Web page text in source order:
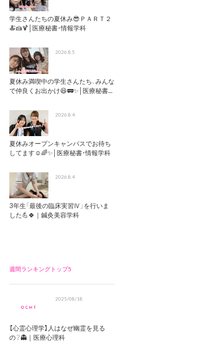
学生さんたちの夏休み😎ＰＡＲＴ２
🍝🍰🍹│医療秘書・情報学科
2026.8.5
夏休み満喫中の学生さんたち、みんな
で仲良くお出かけ😆🚃✨│医療秘書...
2026.8.4
夏休みオープンキャンパスでお待ち
してます☺️🌈✨│医療秘書・情報学科
2026.8.4
3年生「最後の臨床実習Ⅳ」を行いま
した💪🍀｜鍼灸美容学科
週間ランキングトップ5
2025/08/18
【心霊心理学】人はなぜ幽霊を見る
の？👻｜医療心理科